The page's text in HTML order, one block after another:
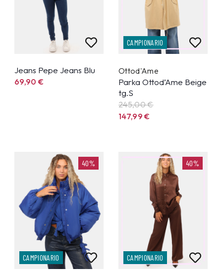
Jeans Pepe Jeans Blu
69,90€
CAMPIONARIO
Ottod'Ame
Parka Ottod’Ame Beige
tg.S
245,00 €
147,99€
40%
CAMPIONARIO
40%
CAMPIONARIO